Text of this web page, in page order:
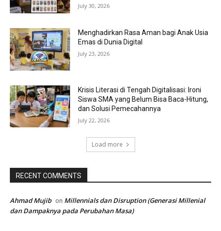
July 30, 2026
Menghadirkan Rasa Aman bagi Anak Usia
Emas di Dunia Digital
July 23, 2026
Krisis Literasi di Tengah Digitalisasi: Ironi
Siswa SMA yang Belum Bisa Baca-Hitung,
dan Solusi Pemecahannya
July 22, 2026
Load more
RECENT COMMENTS
Ahmad Mujib on Millennials dan Disruption (Generasi Millenial
dan Dampaknya pada Perubahan Masa)